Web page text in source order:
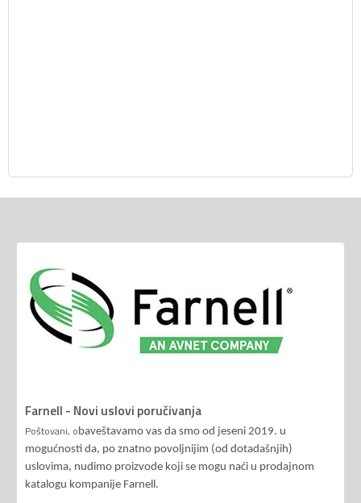
Farnell - Novi uslovi poručivanja
Poštovani, obaveštavamo vas da smo od jeseni 2019. u
mogućnosti da, po znatno povoljnijim (od dotadašnjih)
uslovima, nudimo proizvode koji se mogu naći u prodajnom
katalogu kompanije Farnell.